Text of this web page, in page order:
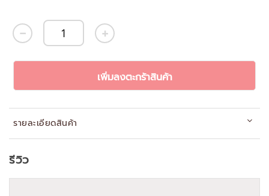
เพิ่มลงตะกร้าสินค้า
รายละเอียดสินค้า
รีวิว